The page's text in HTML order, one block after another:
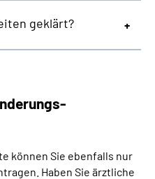
geklärt?
können Sie ebenfalls nur
Haben Sie ärztliche